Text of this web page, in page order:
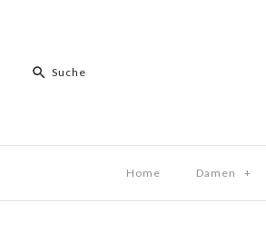
Home Damen +